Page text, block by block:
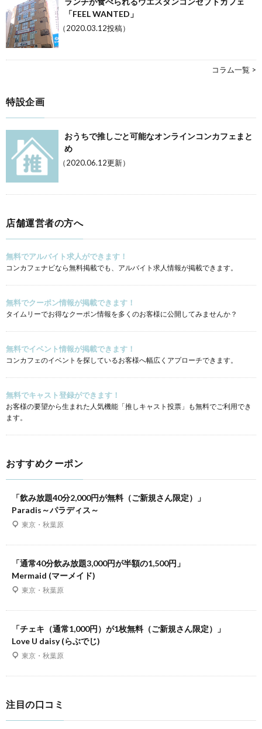
「FEEL WANTED」
（2020.03.12投稿）
コラム一覧 >
特設企画
おうちで推しごと可能なオンラインコンカフェまと
め
（2020.06.12更新）
店舗運営者の方へ
無料でアルバイト求人ができます！
コンカフェナビなら無料掲載でも、アルバイト求人情報が掲載できます。
無料でクーポン情報が掲載できます！
タイムリーでお得なクーポン情報を多くのお客様に公開してみませんか？
無料でイベント情報が掲載できます！
コンカフェのイベントを探しているお客様へ幅広くアプローチできます。
無料でキャスト登録ができます！
お客様の要望から生まれた人気機能「推しキャスト投票」も無料でご利用でき
ます。
おすすめクーポン
「飲み放題40分2,000円が無料（ご新規さん限定）」
Paradis～パラディス～
東京・秋葉原
「通常40分飲み放題3,000円が半額の1,500円」
Mermaid (マーメイド)
東京・秋葉原
「チェキ（通常1,000円）が1枚無料（ご新規さん限定）」
Love U daisy (らぶでじ)
東京・秋葉原
注目の口コミ